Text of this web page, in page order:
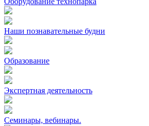
Наши познавательные будни
Образование
Экспертная деятельность
Семинары, вебинары.